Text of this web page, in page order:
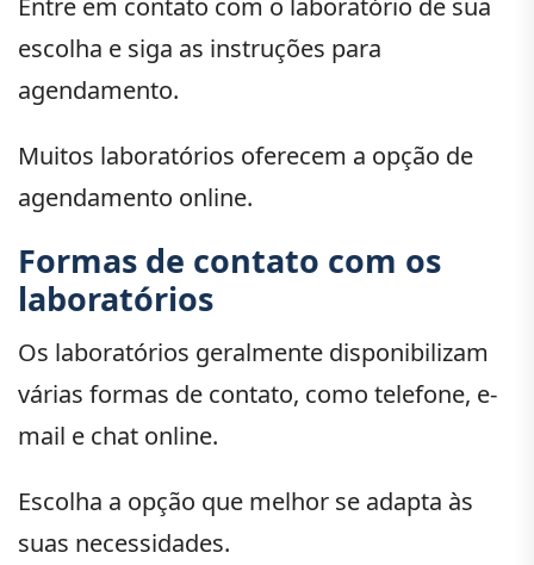
escolha e siga as instruções para
agendamento.
Muitos laboratórios oferecem a opção de
agendamento online.
Formas de contato com os
laboratórios
Os laboratórios geralmente disponibilizam
várias formas de contato, como telefone, e-
mail e chat online.
Escolha a opção que melhor se adapta às
suas necessidades.